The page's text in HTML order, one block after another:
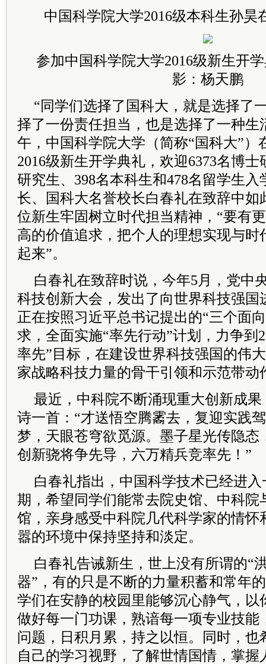
中国科学院大学2016级本科生孙昊
参加中国科学院大学2016级新生开
影：杨天鹏
“同学们选择了国科大，就是选择了
择了一份责任担当，也是选择了一种生
午，中国科学院大学（简称“国科大”）
2016级新生开学典礼，欢迎6373名博士
研究生、398名本科生和478名留学生
长、国科大名誉校长白春礼在致辞中如
位新生牢固树立时代担当精神，“要有
高的价值追求，把个人的理想实现与时
起来”。
白春礼在致辞时说，今年5月，党中
科技创新大会，发出了向世界科技强国
正在按照习近平总书记提出的“三个面
求，全面实施“率先行动”计划，力争到
率先”目标，在建设世界科技强国的伟
家战略科技力量的骨干引领和示范带动
最近，中科院不断涌现重大创新成
诗一首：“才送悟空腾霱去，复迎实践
梦，天眼苍穹欲觅源。墨子星光传隐态
创新骁将争先导，六万精兵竞率先！”
白春礼指出，中国科学技术已经进
期，希望同学们能常去院史馆、中科院
馆，亲身感受中科院几代科学家的情怀
嚣的环境中保持坚持和淡定。
白春礼告诫新生，世上没有所谓的“
器”，有的只是不断的力量积蓄和常年
学们在安静的校园里能够沉心静气，以
做好每一门功课，熟谙每一项专业技能
问题，日积月累，持之以恒。同时，也
自己的学习视野，了解世情国情，掌握